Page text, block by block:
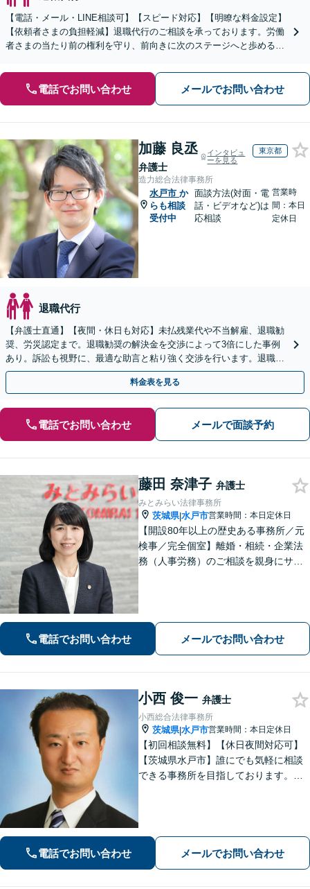
【電話・メール・LINE相談可】【スピード対応】【明瞭な料金設定】
【依頼者さまの負担軽減】退職代行のご相談を承っております。労働
者さまの当たり前の権利を守り、前向きに次のステージへと歩めるよ
電話でお問い合わせ メールでお問い合わせ
加藤 良丞
弁護士
インタビュ
ーを見る
東京都
造力総合法律事務所
水戸市 か
らも相談
受付中
面談方法(対面・電
話・ビデオなど)は
応相談
営業時
間：本日
定休日
退職代行
【弁護士直通】【夜間・休日も対応】未払残業代や不当解雇、退職勧
奨、労災認定まで。退職勧奨の解決金を交渉によって3倍にした事例
あり。訴訟も視野に、最適な助言と粘り強く交渉を行います。退職前
後、育休中などの状況でも歓迎。まずはご相談下さい！
料金表を見る
電話でお問い合わせ メールで面談予約
藤田 奈津子 弁護士
みとみらい法律事務所
茨城県|水戸市営業時間：本日定休日
【開設80年以上の歴史ある事務所／元
検事／完全個室】離婚・相続・企業法
務（人事労務）のご相談を親身にサポ
中心とした企業法務に対応
電話でお問い合わせ メールでお問い合わせ
小西 俊一 弁護士
小西総合法律事務所
茨城県|水戸市営業時間：本日定休日
【初回相談無料】【休日夜間対応可】
【茨城県水戸市】誰にでも気軽に相談
できる事務所を目指しております。依
にご相談ください。
電話でお問い合わせ メールでお問い合わせ